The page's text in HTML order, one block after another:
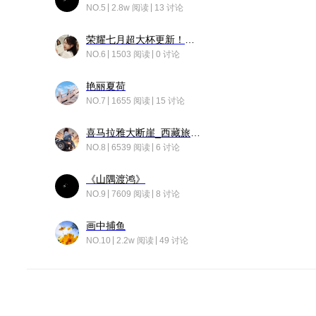
NO.5 2.8w 阅读 13 讨论
NO.6 1503 阅读 0 讨论
艳丽夏荷
NO.7 1655 阅读 15 讨论
NO.8 6539 阅读 6 讨论
《山隅渡鸿》
NO.9 7609 阅读 8 讨论
画中捕鱼
NO.10 2.2w 阅读 49 讨论